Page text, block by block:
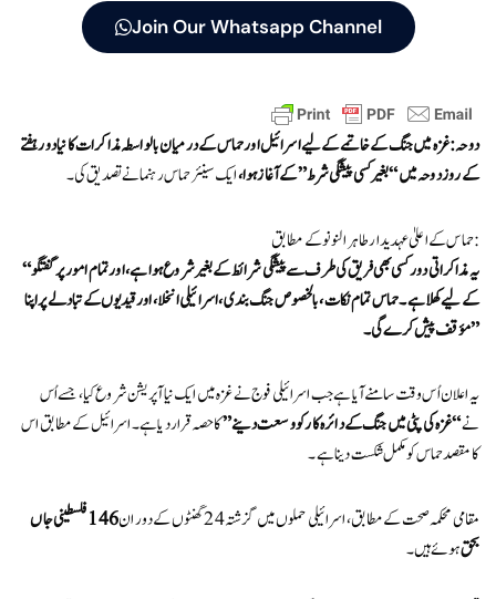
Join Our Whatsapp Channel
دوحہ: غزہ میں جنگ کے خاتمے کے لیے اسرائیل اور حماس کے درمیان بالواسطہ مذاکرات کا نیا دور ہفتے
کے روز دوحہ میں “بغیر کسی پیشگی شرط” کے آغاز ہوا،ایک سینئر حماس رہنما نے تصدیق کی۔
حماس کے اعلیٰ عہدیدار طاہر النونو کے مطابق:
“یہ مذاکراتی دور کسی بھی فریق کی طرف سے پیشگی شرائط کے بغیر شروع ہوا ہے، اور تمام امور پر گفتگو
کے لیے کھلا ہے۔ حماس تمام نکات، بالخصوص جنگ بندی، اسرائیلی انخلا، اور قیدیوں کے تبادلے پر اپنا
مؤقف پیش کرے گی۔”
یہ اعلان اُس وقت سامنے آیا ہے جب اسرائیلی فوج نے غزہ میں ایک نیا آپریشن شروع کیا، جسے اُس
نے“غزہ کی پٹی میں جنگ کے دائرہ کار کو وسعت دینے”کا حصہ قرار دیا ہے۔ اسرائیل کے مطابق اس
کا مقصد حماس کو مکمل شکست دینا ہے۔
مقامی محکمہ صحت کے مطابق، اسرائیلی حملوں میں گزشتہ 24 گھنٹوں کے دوران
146 فلسطینی جاں
بحقہوئے ہیں۔